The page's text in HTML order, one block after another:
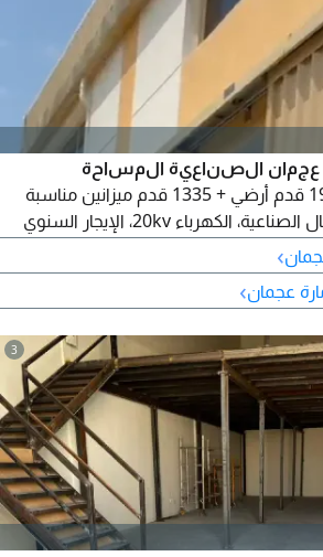
الصناعية المساحة
الاجمالية 3240 قدم 1905 قدم أرضي + 1335 قدم ميزانين مناسبة
للمخازن والورش والأعمال الصناعية، الكهرباء 20kv، الإيجار السنوي
›
عجمان›
3